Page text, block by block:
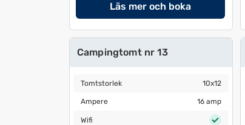
Läs mer och boka
Campingtomt nr 13
Tomtstorlek
Tomtstorlek 10x12
Ampere 16 amp
Ampere 16 amp
WifiWifi